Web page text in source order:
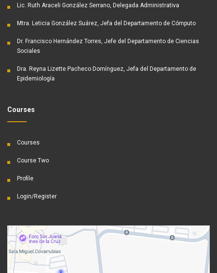
Lic. Ruth Araceli González Serrano, Delegada Administrativa
Mtra. Leticia González Suárez, Jefa del Departamento de Cómputo
Dr. Francisco Hernández Torres, Jefe del Departamento de Ciencias
Sociales
Dra. Reyna Lizette Pacheco Domínguez, Jefa del Departamento de
Epidemiología
Courses
Courses
Course Two
Profile
Login/Register